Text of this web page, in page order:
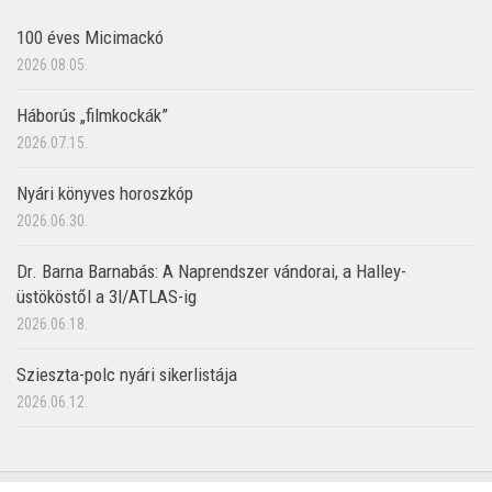
100 éves Micimackó
2026.08.05.
Háborús „filmkockák”
2026.07.15.
Nyári könyves horoszkóp
2026.06.30.
Dr. Barna Barnabás: A Naprendszer vándorai, a Halley-
üstököstől a 3I/ATLAS-ig
2026.06.18.
Szieszta-polc nyári sikerlistája
2026.06.12.